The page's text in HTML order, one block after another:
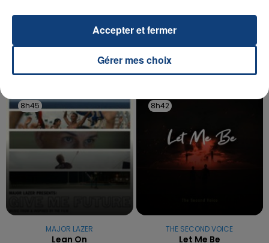
OPÉRER DE LA CHEVILLE RESSORT DE LA...
La famille a porté plainte contre la clinique qui a
reconnu sa responsabilité et présenté ses
TITRES DIFFUSÉS
8h45
8h45
MAJOR LAZER
Lean On
8h42
8h42
THE SECOND VOICE
Let Me Be
Gérer mes choix
Accepter et fermer